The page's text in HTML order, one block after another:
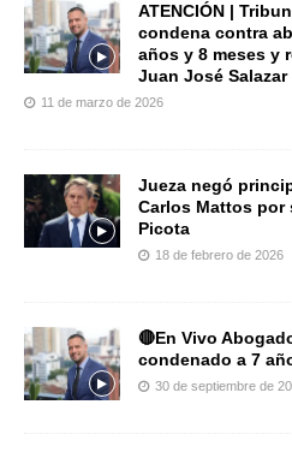
ATENCIÓN |
condena contra
años y 8 meses y
Juan José Salazar
11 de marzo de 2026
Jueza negó
Carlos Mattos por
Picota
18 de febrero de 2026
🔴En Vivo
condenado a 7
30 de septiembre de